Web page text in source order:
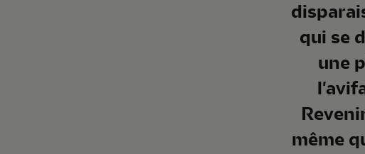
qui se
une
même